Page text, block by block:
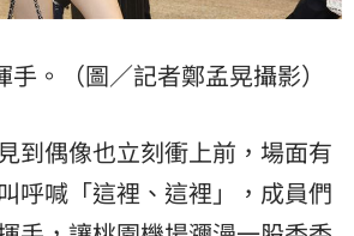
。（圖／記者鄭孟晃攝影）
到偶像也立刻衝上前，場面有
呼喊「這裡、這裡」，成員們